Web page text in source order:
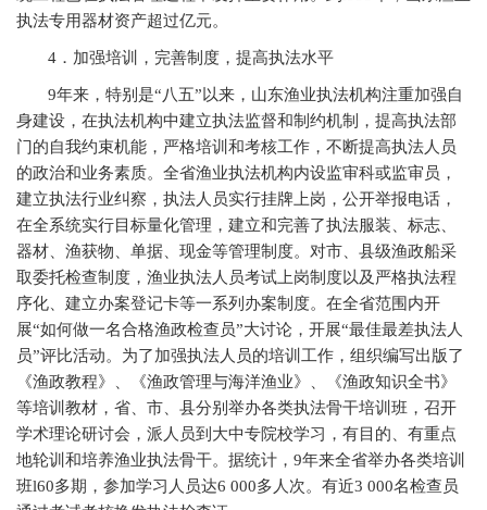
执法专用器材资产超过亿元。
4 ．加强培训，完善制度，提高执法水平
9年来，特别是“八五”以来，山东渔业执法机构注重加强自
身建设，在执法机构中建立执法监督和制约机制，提高执法部
门的自我约束机能，严格培训和考核工作，不断提高执法人员
的政治和业务素质。全省渔业执法机构内设监审科或监审员，
建立执法行业纠察，执法人员实行挂牌上岗，公开举报电话，
在全系统实行目标量化管理，建立和完善了执法服装、标志、
器材、渔获物、单据、现金等管理制度。对市、县级渔政船采
取委托检查制度，渔业执法人员考试上岗制度以及严格执法程
序化、建立办案登记卡等一系列办案制度。在全省范围内开
展“如何做一名合格渔政检查员”大讨论，开展“最佳最差执法人
员”评比活动。为了加强执法人员的培训工作，组织编写出版了
《渔政教程》、《渔政管理与海洋渔业》、《渔政知识全书》
等培训教材，省、市、县分别举办各类执法骨干培训班，召开
学术理论研讨会，派人员到大中专院校学习，有目的、有重点
地轮训和培养渔业执法骨干。据统计，9年来全省举办各类培训
班l60多期，参加学习人员达6 000多人次。有近3 000名检查员